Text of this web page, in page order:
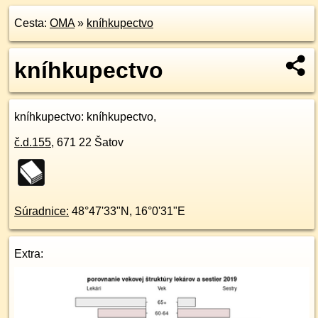
Cesta: OMA» kníhkupectvo
kníhkupectvo
kníhkupectvo: kníhkupectvo,
č.d.155, 671 22 Šatov
Súradnice: 48°47'33"N , 16°0'31"E
Extra: